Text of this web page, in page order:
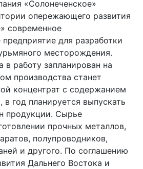
«Солонеченское»
опережающего развития
современное
для разработки
месторождения.
в работу запланирован на
производства станет
концентрат с содержанием
год планируется выпускать
продукции. Сырье
прочных металлов,
полупроводников,
и другого. По соглашению
Дальнего Востока и